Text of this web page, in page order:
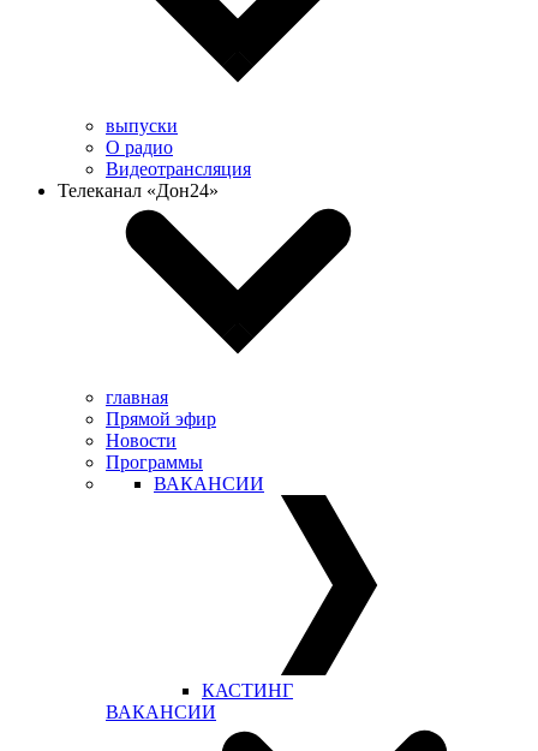
выпуски
О радио
Видеотрансляция
Телеканал «Дон24»
главная
Прямой эфир
Новости
Программы
ВАКАНСИИ
КАСТИНГ
ВАКАНСИИ